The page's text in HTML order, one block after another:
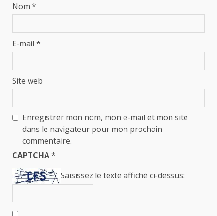
Nom *
E-mail *
Site web
Enregistrer mon nom, mon e-mail et mon site
dans le navigateur pour mon prochain
commentaire.
CAPTCHA*
Saisissez le texte affiché ci-dessus: